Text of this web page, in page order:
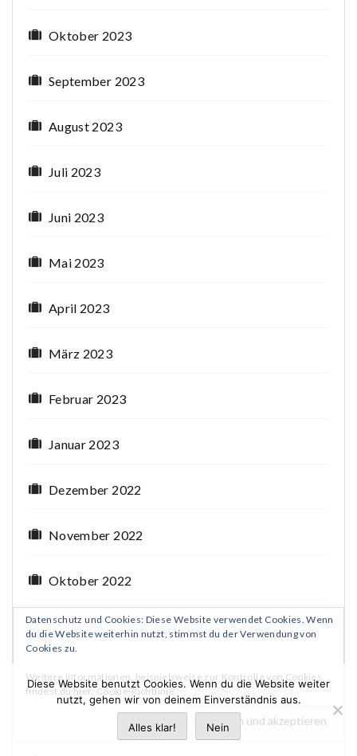
Oktober 2023
September 2023
August 2023
Juli 2023
Juni 2023
Mai 2023
April 2023
März 2023
Februar 2023
Januar 2023
Dezember 2022
November 2022
Oktober 2022
September 2022
August 2022
Datenschutz und Cookies: Diese Website verwendet Cookies. Wenn
du die Website weiterhin nutzt, stimmst du der Verwendung von
Cookies zu.
Weitere Informationen, beispielsweise zur Kontrolle von Cookies,
findest du hier:Cookie-Richtlinie
Diese Website benutzt Cookies. Wenn du die Website weiter
nutzt, gehen wir von deinem Einverständnis aus.
Alles klar! Nein